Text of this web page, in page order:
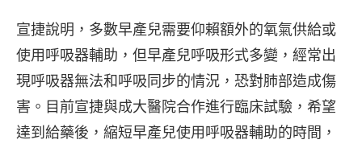
宣捷說明，多數早產兒需要仰賴額外的氧氣供給或
使用呼吸器輔助，但早產兒呼吸形式多變，經常出
現呼吸器無法和呼吸同步的情況，恐對肺部造成傷
害。目前宣捷與成大醫院合作進行臨床試驗，希望
達到給藥後，縮短早產兒使用呼吸器輔助的時間，